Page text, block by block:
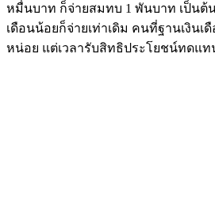
หมื่นบาท ก็จ่ายสมทบ 1 พันบาท เป็นต้
เดือนน้อยก็จ่ายเท่าเดิม คนที่ฐานเงินเ
หน่อย แต่เวลารับสิทธิประโยชน์ทดแท